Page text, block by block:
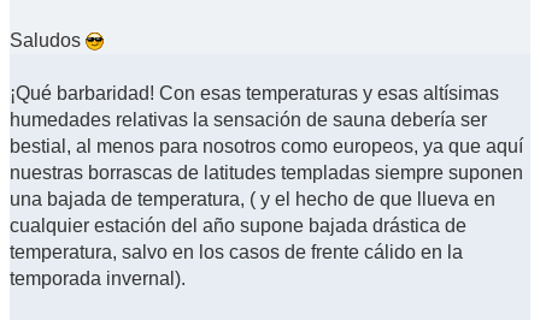
Saludos
¡Qué barbaridad! Con esas temperaturas y esas altísimas
humedades relativas la sensación de sauna debería ser
bestial, al menos para nosotros como europeos, ya que aquí
nuestras borrascas de latitudes templadas siempre suponen
una bajada de temperatura, ( y el hecho de que llueva en
cualquier estación del año supone bajada drástica de
temperatura, salvo en los casos de frente cálido en la
temporada invernal).